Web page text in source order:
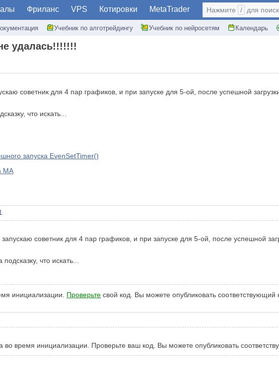
Фриланс VPS Котировки MetaTrader
Учебник по алготрейдингу Учебник по нейросетям Календарь
Нажмите / для
удалась!!!!!!!
советник для 4 пар графиков, и при запуске для 5-ой, после успешной
что искать...
запуска EvenSetTimer()
MA
советник для 4 пар графиков, и при запуске для 5-ой, после успешной
что искать...
инициализации. Проверьте свой код. Вы можете опубликовать
во время инициализации. Проверьте ваш код. Вы можете опубликовать